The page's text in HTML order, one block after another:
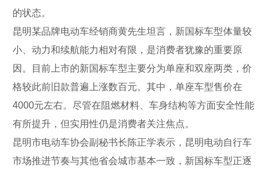
的状态。
昆明某品牌电动车经销商黄先生坦言，新国标车型体量较
小、动力和续航能力相对有限，是消费者犹豫的重要原
因。目前上市的新国标车型主要分为单座和双座两类，价
格较此前旧款普遍上涨数百元。其中，单座车型售价在
4000元左右。尽管在阻燃材料、车身结构等方面安全性能
有所提升，但实用性仍是消费者关注焦点。
昆明市电动车协会副秘书长陈正学表示，昆明电动自行车
市场推进节奏与其他省会城市基本一致，新国标车型正逐